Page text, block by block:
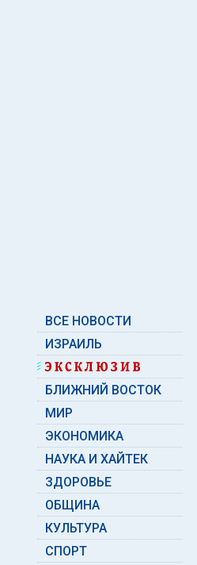
ВСЕ НОВОСТИ
ИЗРАИЛЬ
БЛИЖНИЙ ВОСТОК
МИР
ЭКОНОМИКА
НАУКА И ХАЙТЕК
ЗДОРОВЬЕ
ОБЩИНА
КУЛЬТУРА
СПОРТ